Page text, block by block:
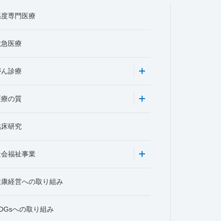
専門医療
医療
診療
療の質
研究
福祉事業
経営への取り組み
への取り組み